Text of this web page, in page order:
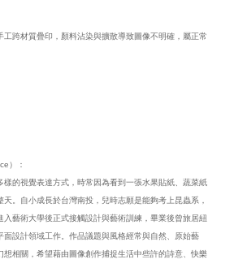
跨材質疊印，顏料沾染與擴散導致圖像不明確，屬正常
）：
的視覺表達方式，時常因為看到一張水果貼紙、蔬菜紙
。自小成長於台灣南投，兒時志願是能夠考上昆蟲系，
藝術大學後正式接觸設計與藝術訓練，畢業後曾旅居紐
面設計領域工作。作品議題與風格經常與自然、原始藝
想相關，希望藉由圖像創作捕捉生活中些許的詩意、快樂